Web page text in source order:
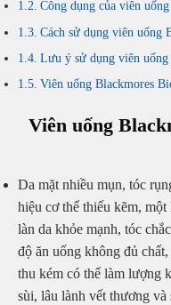
Công dụng của viên
Cách sử dụng viên uống
Lưu ý sử dụng viên
Viên uống Blackmores
Viên uống
Da mặt nhiều mụn, tóc
hiệu cơ thể thiếu kẽm,
làn da khỏe mạnh, tóc
độ ăn uống không đủ
thu kém có thể làm lượng
sùi, lâu lành vết thương